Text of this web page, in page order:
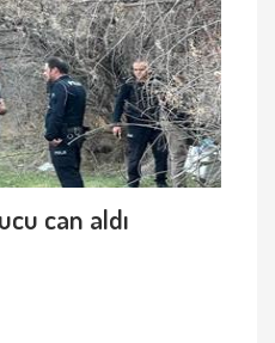
can aldı